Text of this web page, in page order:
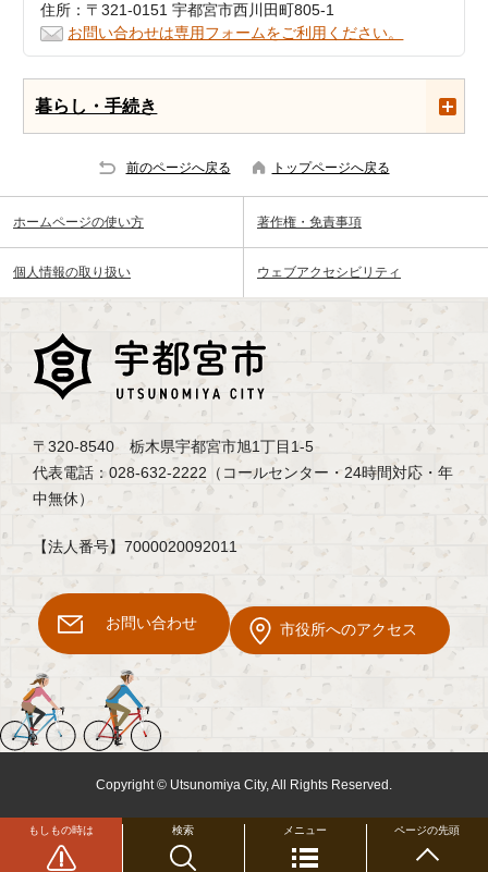
住所：〒321-0151 宇都宮市西川田町805-1
お問い合わせは専用フォームをご利用ください。
暮らし・手続き
前のページへ戻る トップページへ戻る
検索
もしもの時は メニュー ページの先頭
ホームページの使い方 著作権・免責事項
個人情報の取り扱い ウェブアクセシビリティ
〒320-8540 栃木県宇都宮市旭1丁目1-5
代表電話：028-632-2222（コールセンター・24時間対応・年
中無休）
【法人番号】7000020092011
お問い合わせ 市役所へのアクセス
Copyright © Utsunomiya City, All Rights Reserved.